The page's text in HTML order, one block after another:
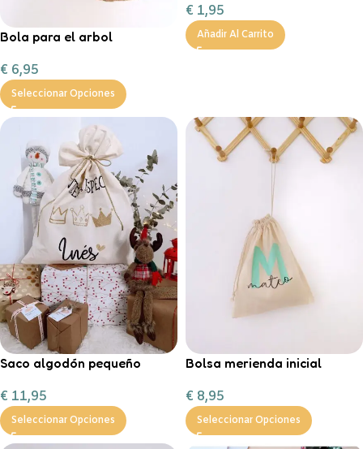
Bola para el arbol
€ 6,95
Seleccionar Opciones
€ 1,95
Añadir Al Carrito
Saco algodón pequeño
Magos”
€ 11,95
Seleccionar Opciones
Bolsa merienda inicial
€ 8,95
Seleccionar Opciones